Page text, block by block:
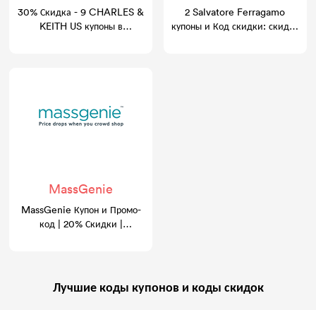
30% Скидка - 9 CHARLES &
KEITH US купоны в
2 Salvatore Ferragamo
купоны и Код скидки: скидка
MassGenie
MassGenie Купон и Промо-
код | 20% Скидки |
Лучшие коды купонов и коды скидок